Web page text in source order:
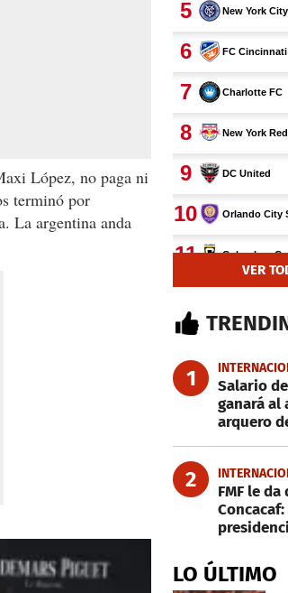
López, no paga ni
terminó por
La argentina anda
VER
1
Salario
ganará al
arquero
2
FMF le
LO ÚLTIMO